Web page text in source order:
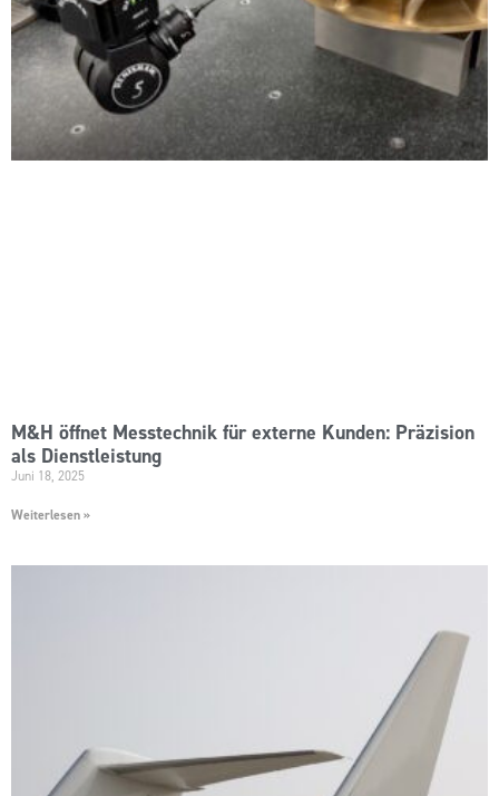
M&H öffnet Messtechnik für externe Kunden: Präzision
als Dienstleistung
Juni 18, 2025
Weiterlesen »